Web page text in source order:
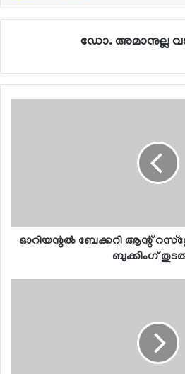
ഡോ. അമാനുല്ല
ഓറിയന്റല്‍ ബേക്കറി ആന്റ്
ബുക്കിംഗ്